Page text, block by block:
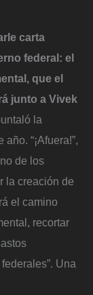
carta
federal: el
que el
junto a Vivek
la
“¡Afuera!”,
de los
la creación de
el camino
recortar
Una